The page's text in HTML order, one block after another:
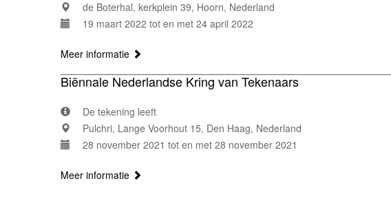
de Boterhal, kerkplein 39, Hoorn, Nederland
19 maart 2022 tot en met 24 april 2022
Meer informatie
Biënnale Nederlandse Kring van Tekenaars
De tekening leeft
Pulchri, Lange Voorhout 15, Den Haag, Nederland
28 november 2021 tot en met 28 november 2021
Meer informatie